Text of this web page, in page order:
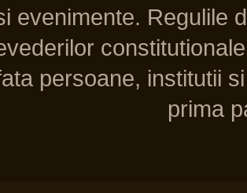
evenimente. Regulile
persoane, institutii
prima